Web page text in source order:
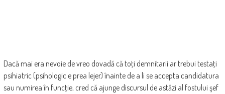
Dacă mai era nevoie de vreo dovadă că toţi demnitarii ar trebui testaţi
psihiatric (psihologic e prea lejer) înainte de a li se accepta candidatura
sau numirea în funcţie, cred că ajunge discursul de astăzi al fostului şef